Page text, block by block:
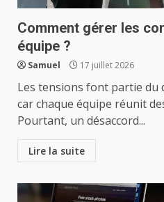
Comment gérer les
équipe ?
Samuel 17 juillet 2026
Les tensions font partie
car chaque équipe réunit
Pourtant, un désaccord...
Lire la suite